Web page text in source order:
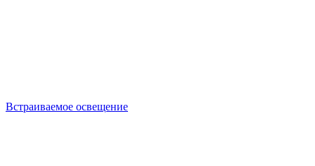
Встраиваемое освещение